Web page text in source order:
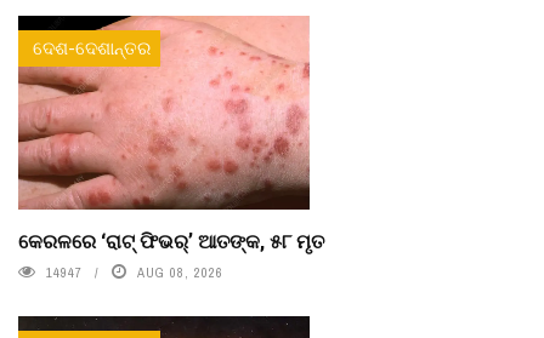
ଦେଶ-ଦେଶାନ୍ତର
କେରଳରେ ‘ରାଟ୍ ଫିଭର୍’ ଆତଙ୍କ, ୫୮ ମୃତ
14947 AUG 08, 2026